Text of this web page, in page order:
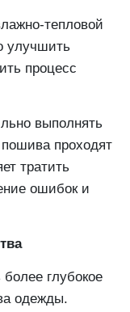
тепловой
улучшить
процесс
выполнять
проходят
тратить
ошибок и
глубокое
одежды.